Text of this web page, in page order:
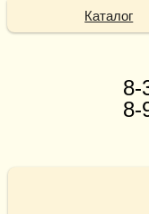
8-
8-
Каталог